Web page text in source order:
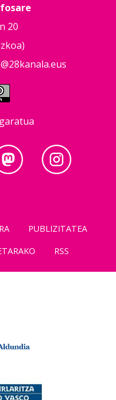
20
PUBLIZITATEA
RSS